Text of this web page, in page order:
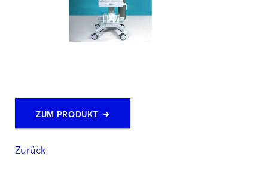
ZUM PRODUKT
Zurück